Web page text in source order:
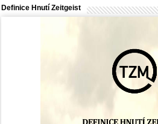
Definice Hnutí Zeitgeist